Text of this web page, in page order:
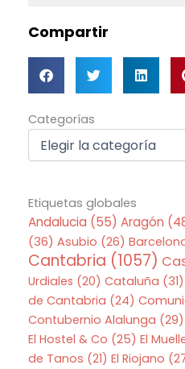
Compartir
Categorías
Categorías
Etiquetas globales
Andalucia (55) Aragón
(36) Asubio (26)
Cantabria (1057)
Urdiales (20) Cataluña (31)
de Cantabria (24)
Contubernio Alalunga (29)
El Hostel & Co (25) El
de Tanos (21) El Riojano